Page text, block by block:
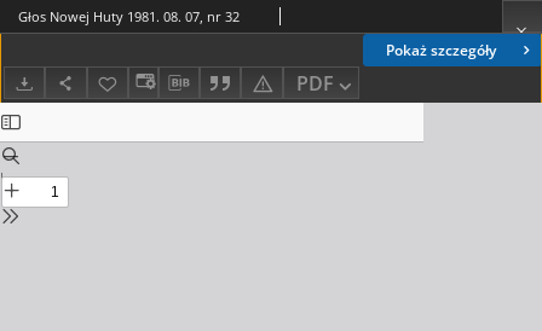
Pokaż szczegóły
PDF
Głos Nowej Huty 1981. 08. 07, nr 32